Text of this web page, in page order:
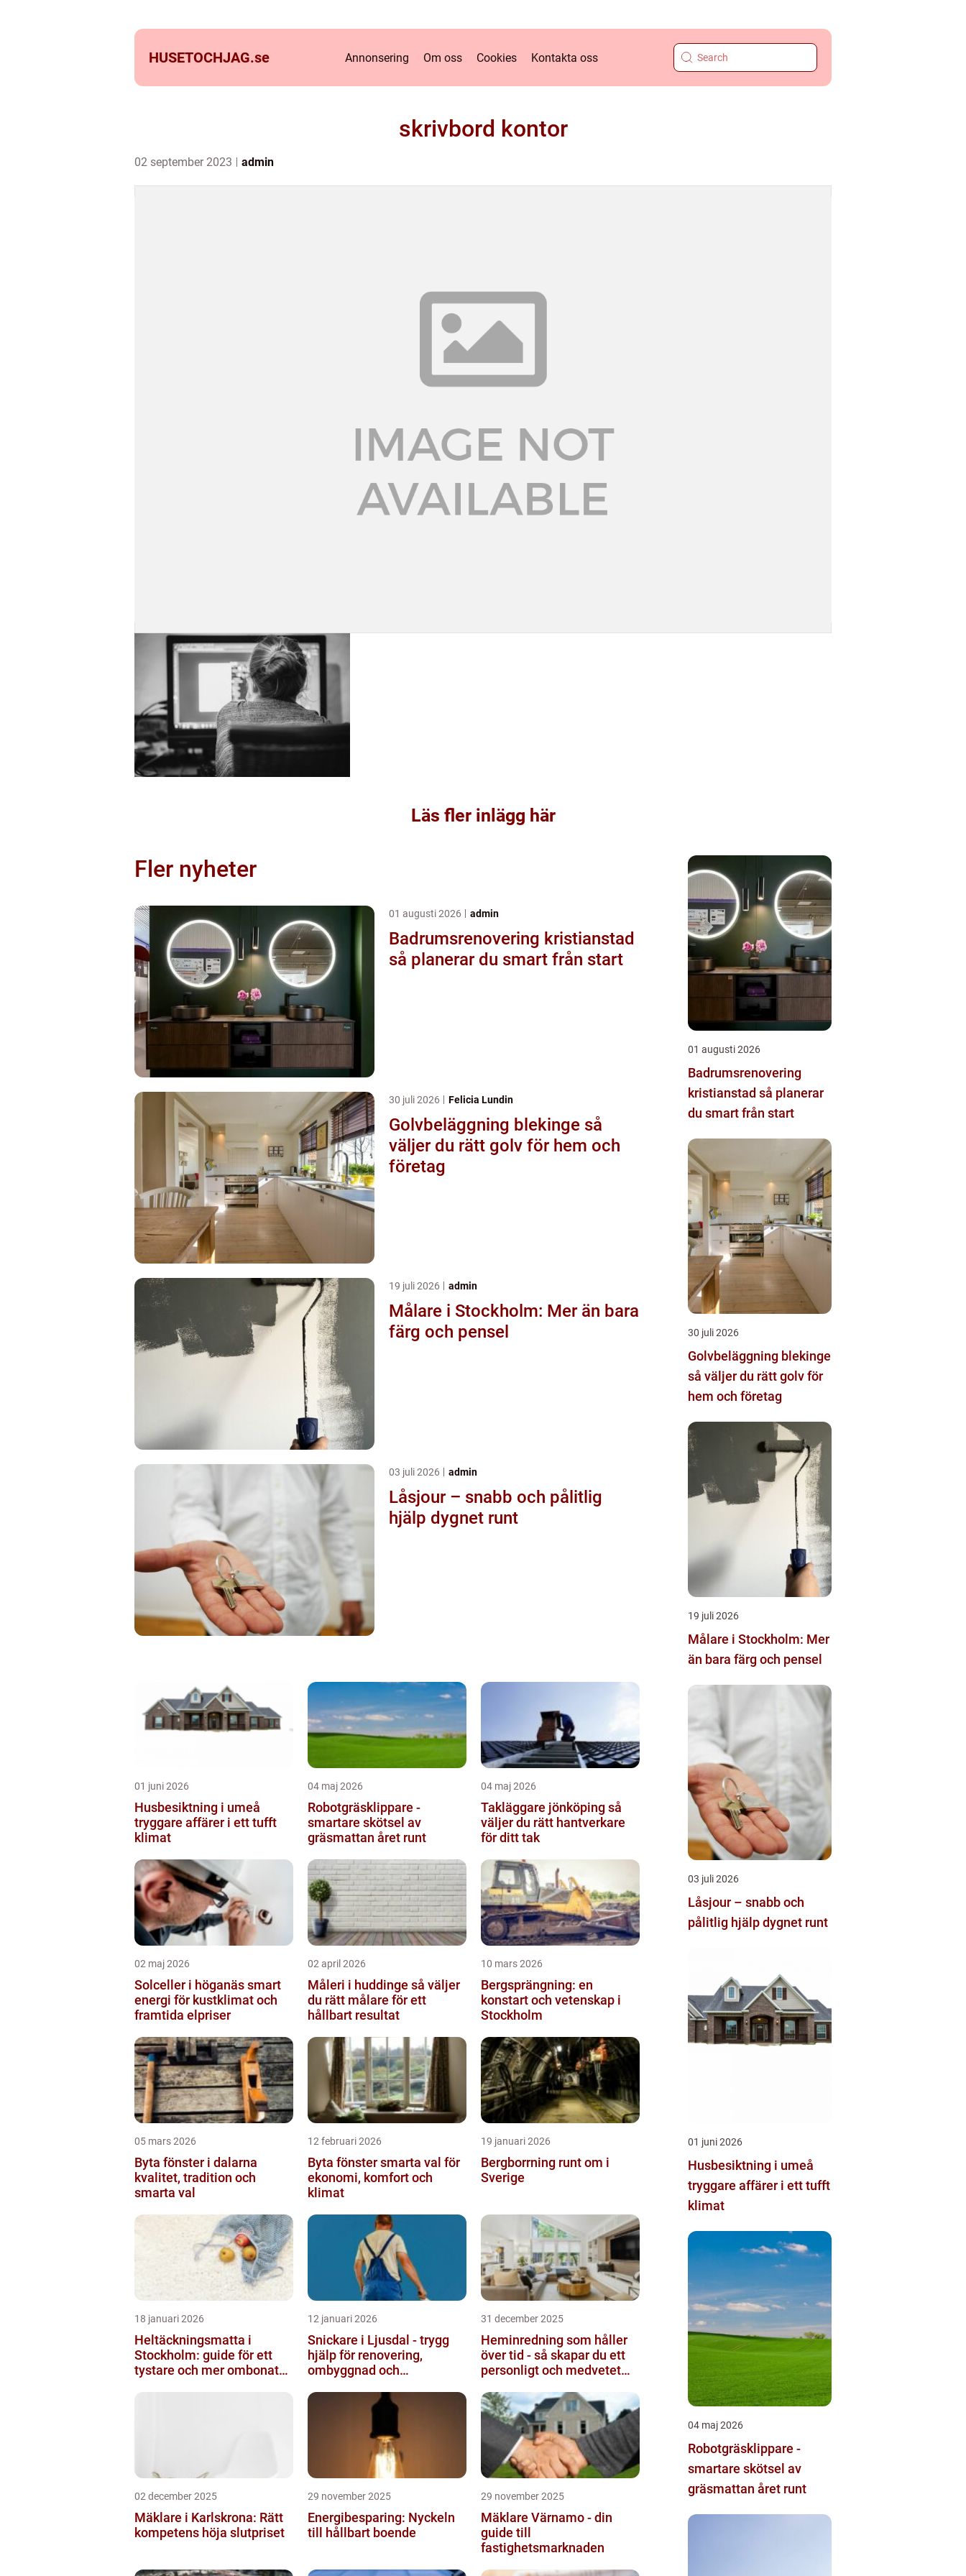
HUSETOCHJAG.se Annonsering Om oss Cookies Kontakta oss
skrivbord kontor
02 september 2023 admin
Läs fler inlägg här
Fler nyheter
01 augusti 2026 admin
Badrumsrenovering kristianstad
så planerar du smart från start
30 juli 2026 Felicia Lundin
Golvbeläggning blekinge så
väljer du rätt golv för hem och
företag
19 juli 2026 admin
Målare i Stockholm: Mer än bara
färg och pensel
03 juli 2026 admin
Låsjour – snabb och pålitlig
hjälp dygnet runt
01 juni 2026
Husbesiktning i umeå
tryggare affärer i ett tufft
klimat
04 maj 2026
Robotgräsklippare -
smartare skötsel av
gräsmattan året runt
04 maj 2026
Takläggare jönköping så
väljer du rätt hantverkare
för ditt tak
02 maj 2026
Solceller i höganäs smart
energi för kustklimat och
framtida elpriser
02 april 2026
Måleri i huddinge så väljer
du rätt målare för ett
hållbart resultat
10 mars 2026
Bergsprängning: en
konstart och vetenskap i
Stockholm
05 mars 2026
Byta fönster i dalarna
kvalitet, tradition och
smarta val
12 februari 2026
Byta fönster smarta val för
ekonomi, komfort och
klimat
19 januari 2026
Bergborrning runt om i
Sverige
18 januari 2026
Heltäckningsmatta i
Stockholm: guide för ett
tystare och mer ombonat
12 januari 2026
Snickare i Ljusdal - trygg
hjälp för renovering,
ombyggnad och
31 december 2025
Heminredning som håller
över tid - så skapar du ett
personligt och medvetet
02 december 2025
Mäklare i Karlskrona: Rätt
kompetens höja slutpriset
29 november 2025
Energibesparing: Nyckeln
till hållbart boende
29 november 2025
Mäklare Värnamo - din
guide till
fastighetsmarknaden
01 augusti 2026
Badrumsrenovering
kristianstad så planerar
du smart från start
30 juli 2026
Golvbeläggning blekinge
så väljer du rätt golv för
hem och företag
19 juli 2026
Målare i Stockholm: Mer
än bara färg och pensel
03 juli 2026
Låsjour – snabb och
pålitlig hjälp dygnet runt
01 juni 2026
Husbesiktning i umeå
tryggare affärer i ett tufft
klimat
04 maj 2026
Robotgräsklippare -
smartare skötsel av
gräsmattan året runt